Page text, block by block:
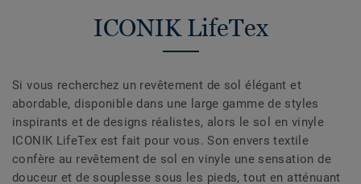
ICONIK LifeTex
Si vous recherchez un revêtement de sol élégant et
abordable, disponible dans une large gamme de styles
inspirants et de designs réalistes, alors le sol en vinyle
ICONIK LifeTex est fait pour vous. Son envers textile
confère au revêtement de sol en vinyle une sensation de
douceur et de souplesse sous les pieds, tout en atténuant